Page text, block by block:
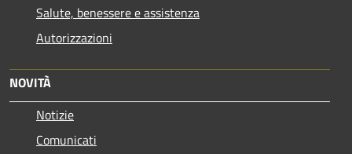
Salute, benessere e assistenza
Autorizzazioni
NOVITÀ
Notizie
Comunicati